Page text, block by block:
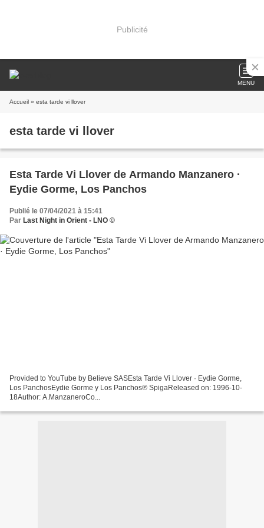
Publicité
MENU
Accueil » esta tarde vi llover
esta tarde vi llover
Esta Tarde Vi Llover de Armando Manzanero ·
Eydie Gorme, Los Panchos
Publié le 07/04/2021 à 15:41
Par Last Night in Orient - LNO ©
Provided to YouTube by Believe SASEsta Tarde Vi Llover · Eydie Gorme,
Los PanchosEydie Gorme y Los Panchos℗ SpigaReleased on: 1996-10-
18Author: A.ManzaneroCo...